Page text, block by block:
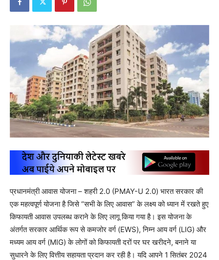
प्रधानमंत्री आवास योजना – शहरी 2.0 (PMAY-U 2.0) भारत सरकार की
एक महत्वपूर्ण योजना है जिसे “सभी के लिए आवास” के लक्ष्य को ध्यान में रखते हुए
किफायती आवास उपलब्ध कराने के लिए लागू किया गया है। इस योजना के
अंतर्गत सरकार आर्थिक रूप से कमजोर वर्ग (EWS), निम्न आय वर्ग (LIG) और
मध्यम आय वर्ग (MIG) के लोगों को किफायती दरों पर घर खरीदने, बनाने या
सुधारने के लिए वित्तीय सहायता प्रदान कर रही है। यदि आपने 1 सितंबर 2024